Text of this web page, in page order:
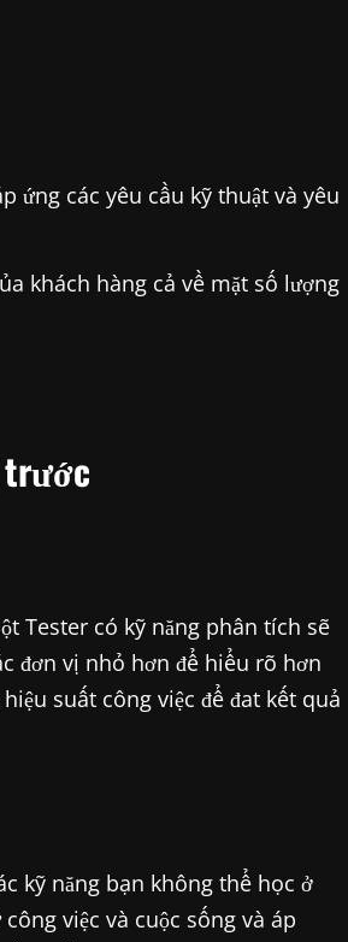
ứng các yêu cầu kỹ thuật và yêu
khách hàng cả về mặt số lượng
trước
Tester có kỹ năng phân tích sẽ
đơn vị nhỏ hơn để hiểu rõ hơn
suất công việc để đat kết quả
kỹ năng bạn không thể học ở
việc và cuộc sống và áp